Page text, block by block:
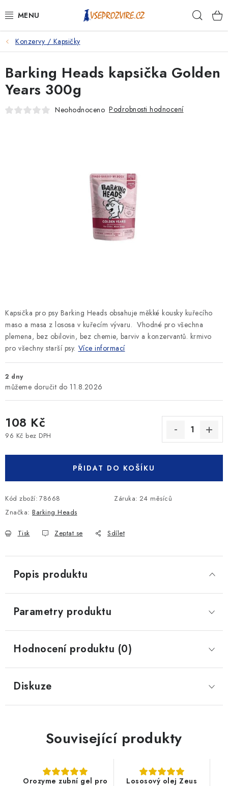
na
PSI
KOČKY
KONĚ
KRÁLÍCI/HLODAVCI/PTÁCI
Konzervy / Kapsičky
Kapsička pro psy Barking Heads obsahuje měkké kousky kuřecího
maso a masa z lososa v kuřecím vývaru. Vhodné pro všechna
plemena, bez obilovin, bez chemie, barviv a konzervantů. krmivo
pro všechny starší psy. Více informací
2 dny
11.8.2026
108 Kč
96 Kč bez DPH
PŘIDAT DO KOŠÍKU
Kód zboží: 78668 Záruka: 24 měsíců
Značka: Barking Heads
Tisk Zeptat se Sdílet
Barking Heads kapsička Golden
Years 300g
Neohodnoceno Podrobnosti hodnocení
Popis produktu
Parametry produktu
Hodnocení produktu (0)
Diskuze
Související produkty
Orozyme zubní gel pro
Lososový olej Zeus